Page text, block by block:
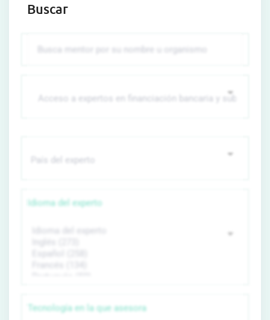
Buscar
Idioma del experto
Tecnología en la que asesora